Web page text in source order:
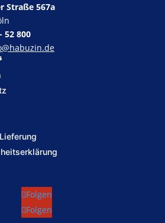
Straße 567a
52 800
Folgen
Folgen